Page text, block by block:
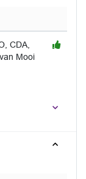
CDA,
Mooi